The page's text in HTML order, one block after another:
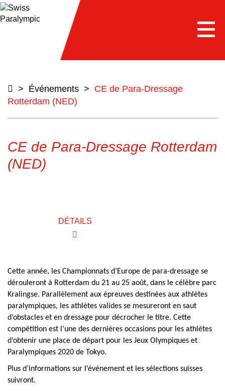
> Événements > CE de Para-Dressage
Rotterdam (NED)
CE de Para-Dressage Rotterdam
(NED)
DÉTAILS
Cette année, les Championnats d’Europe de para-dressage se
dérouleront à Rotterdam du 21 au 25 août, dans le célèbre parc
Kralingse. Parallèlement aux épreuves destinées aux athlètes
paralympiques, les athlètes valides se mesureront en saut
d’obstacles et en dressage pour décrocher le titre. Cette
compétition est l’une des dernières occasions pour les athlètes
d’obtenir une place de départ pour les Jeux Olympiques et
Paralympiques 2020 de Tokyo.
Plus d’informations sur l’événement et les sélections suisses
suivront.